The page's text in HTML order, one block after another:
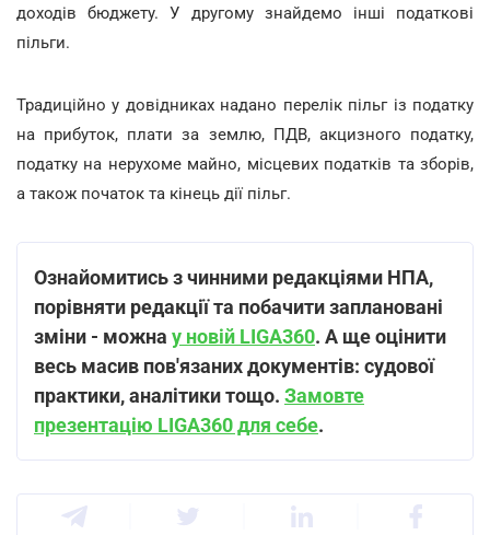
доходів бюджету. У другому знайдемо інші податкові
пільги.
Традиційно у довідниках надано перелік пільг із податку
на прибуток, плати за землю, ПДВ, акцизного податку,
податку на нерухоме майно, місцевих податків та зборів,
а також початок та кінець дії пільг.
Ознайомитись з чинними редакціями НПА,
порівняти редакції та побачити заплановані
зміни - можна у новій LIGA360. А ще оцінити
весь масив пов'язаних документів: судової
практики, аналітики тощо. Замовте
презентацію LIGA360 для себе.